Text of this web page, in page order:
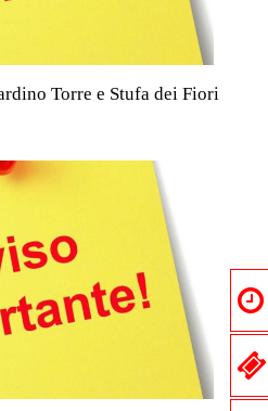
Torre e Stufa dei Fiori